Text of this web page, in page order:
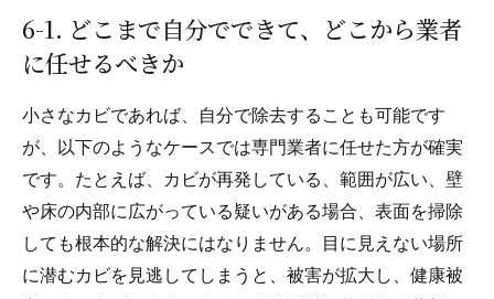
6-1. どこまで自分でできて、どこから業者
に任せるべきか
小さなカビであれば、自分で除去することも可能です
が、以下のようなケースでは専門業者に任せた方が確実
です。たとえば、カビが再発している、範囲が広い、壁
や床の内部に広がっている疑いがある場合、表面を掃除
しても根本的な解決にはなりません。目に見えない場所
に潜むカビを見逃してしまうと、被害が拡大し、健康被